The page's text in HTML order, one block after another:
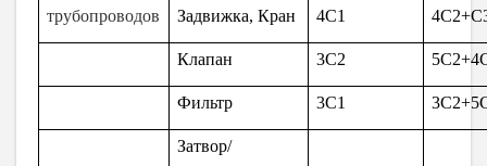
трубопроводов
Задвижка, Кран 4С1
Клапан 3С2
Фильтр 3С1
Затвор/